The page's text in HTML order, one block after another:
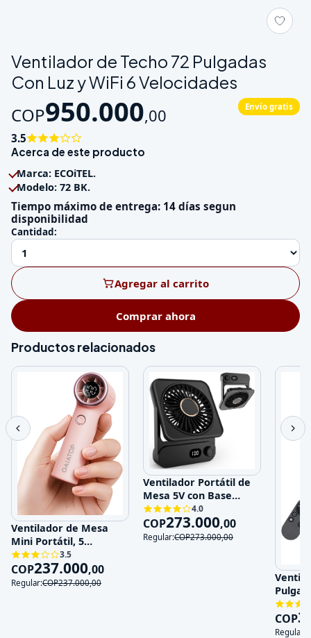
Ventilador de Techo 72 Pulgadas
Con Luz y WiFi 6 Velocidades
COP950.000,00 Envío gratis
3.5
Acerca de este producto
Marca: ECOiTEL.
Modelo: 72 BK.
Tiempo máximo de entrega: 14 días segun
disponibilidad
Cantidad:
Agregar al carrito
Comprar ahora
Productos relacionados
Ventilador de Mesa
Mini Portátil, 5
Velocidades, 5V,
Recargable
3.5
COP237.000,00
Regular:COP237.000,00
Ventilador Portátil de
Mesa 5V con Base
Magnética y 100
Velocidades
4.0
COP273.000,00
Regular:COP273.000,00
120V
COP
Regular: